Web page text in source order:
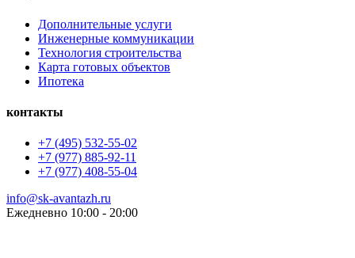
Дополнительные услуги
Инженерные коммуникации
Технология строительства
Карта готовых объектов
Ипотека
контакты
+7 (495) 532-55-02
+7 (977) 885-92-11
+7 (977) 408-55-04
info@sk-avantazh.ru
Ежедневно 10:00 - 20:00